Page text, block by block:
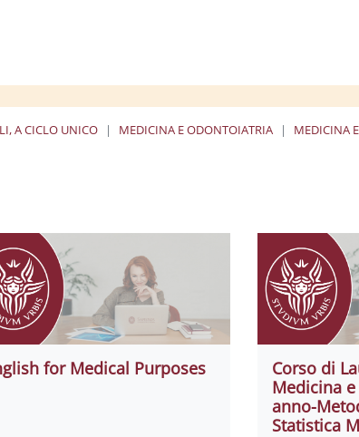
A CICLO UNICO MEDICINA E ODONTOIATRIA MEDICINA
for Medical Purposes
Corso di
Medicina
anno-
Statistica